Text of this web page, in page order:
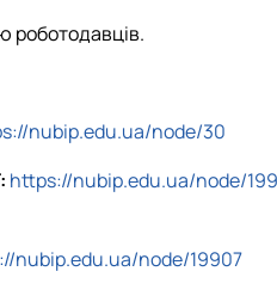
роботодавців.
nubip.edu.ua/node/30
https://nubip.edu.ua/node/199
nubip.edu.ua/node/19907